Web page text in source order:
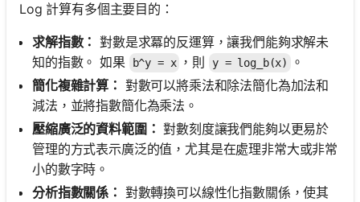
Log 計算有多個主要目的：
求解指數： 對數是求冪的反運算，讓我們能夠求解未
知的指數。 如果
b^y = x ，則 y = log_b(x)
。
簡化複雜計算： 對數可以將乘法和除法簡化為加法和
減法，並將指數簡化為乘法。
壓縮廣泛的資料範圍： 對數刻度讓我們能夠以更易於
管理的方式表示廣泛的值，尤其是在處理非常大或非常
小的數字時。
分析指數關係： 對數轉換可以線性化指數關係，使其